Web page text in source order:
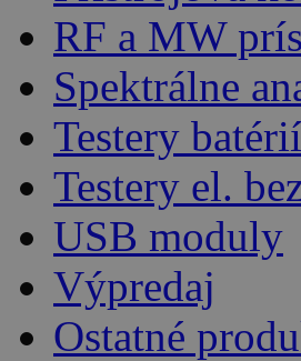
RF a MW
Spektrálne
Testery batérií
Testery el.
USB moduly
Výpredaj
Ostatné